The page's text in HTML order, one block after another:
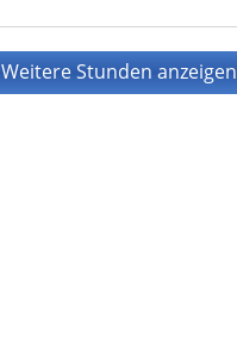
Weitere Stunden anzeigen